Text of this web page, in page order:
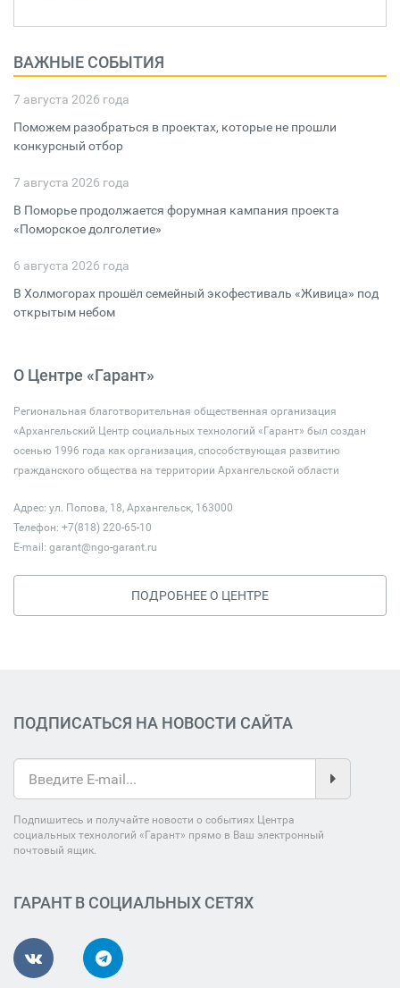
ВАЖНЫЕ СОБЫТИЯ
7 августа 2026 года
Поможем разобраться в проектах, которые не прошли
конкурсный отбор
7 августа 2026 года
В Поморье продолжается форумная кампания проекта
«Поморское долголетие»
6 августа 2026 года
В Холмогорах прошёл семейный экофестиваль «Живица» под
открытым небом
О Центре «Гарант»
Региональная благотворительная общественная организация
«Архангельский Центр социальных технологий «Гарант» был создан
осенью 1996 года как организация, способствующая развитию
гражданского общества на территории Архангельской области
Адрес: ул. Попова, 18, Архангельск, 163000
Телефон: +7(818) 220-65-10
E-mail: garant@ngo-garant.ru
ПОДРОБНЕЕ О ЦЕНТРЕ
ПОДПИСАТЬСЯ НА НОВОСТИ САЙТА
Подпишитесь и получайте новости о событиях Центра
социальных технологий «Гарант» прямо в Ваш электронный
почтовый ящик.
ГАРАНТ В СОЦИАЛЬНЫХ СЕТЯХ